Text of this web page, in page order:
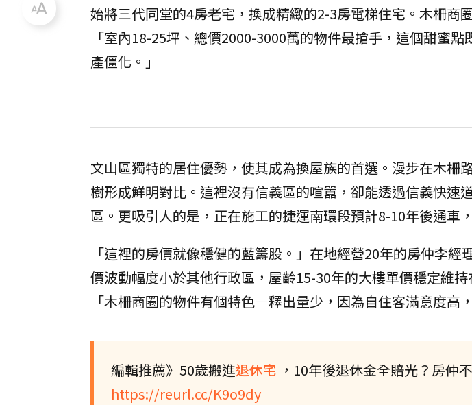
始將三代同堂的4房老宅，換成精緻的2-3房電梯住宅。木柵商
「室內18-25坪、總價2000-3000萬的物件最搶手，這個甜蜜
產僵化。」
文山區獨特的居住優勢，使其成為換屋族的首選。漫步在木柵
樹形成鮮明對比。這裡沒有信義區的喧囂，卻能透過信義快速
區。更吸引人的是，正在施工的捷運南環段預計8-10年後通車
「這裡的房價就像穩健的藍籌股。」在地經營20年的房仲李
價波動幅度小於其他行政區，屋齡15-30年的大樓單價穩定維持
「木柵商圈的物件有個特色—釋出量少，因為自住客滿意度高
編輯推薦》50歲搬進退休宅 ，10年後退休金全賠光？房仲
https://reurl.cc/K9o9dy